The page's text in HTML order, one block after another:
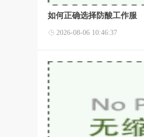
如何正确选择防酸工作服
2026-08-06 10:46:37